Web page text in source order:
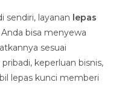
sendiri, layanan lepas
bisa menyewa
sesuai
keperluan bisnis,
lepas kunci memberi